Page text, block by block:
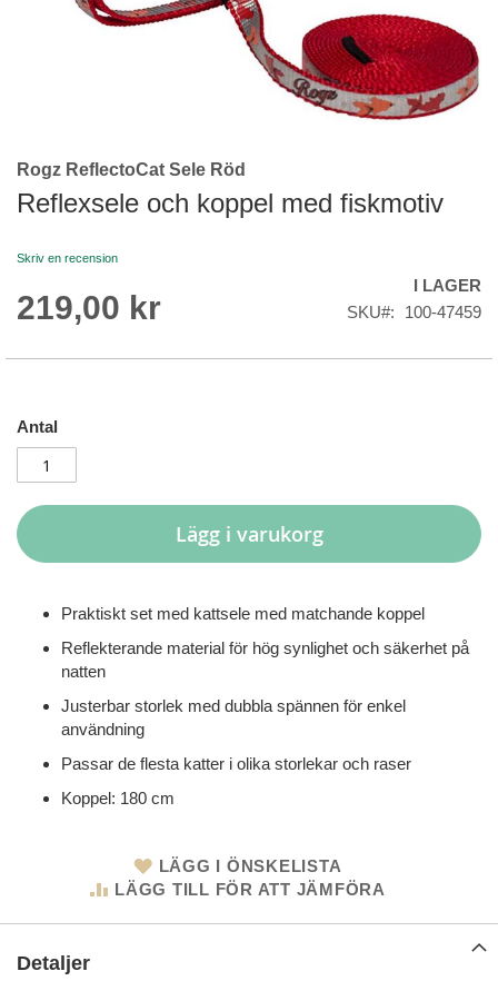
Skip
to
the
of
images
Rogz ReflectoCat Sele Röd
Reflexsele och koppel med fiskmotiv
Skriv en recension
219,00 kr
I LAGER
SKU
100-47459
Antal
Lägg i varukorg
Praktiskt set med kattsele med matchande koppel
Reflekterande material för hög synlighet och säkerhet på
natten
Justerbar storlek med dubbla spännen för enkel
användning
Passar de flesta katter i olika storlekar och raser
Koppel: 180 cm
LÄGG I ÖNSKELISTA
LÄGG TILL FÖR ATT JÄMFÖRA
Detaljer